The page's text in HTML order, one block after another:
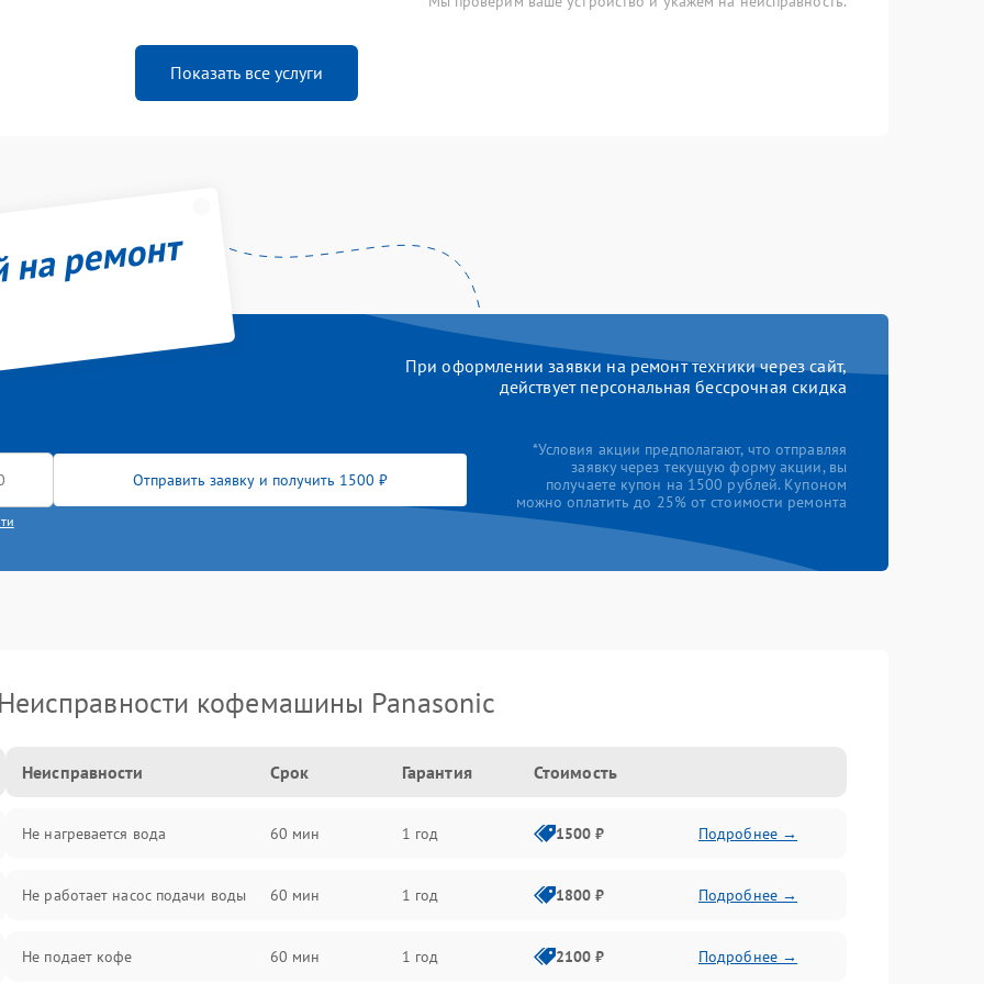
Показать все услуги
ремонт
При оформлении заявки на ремонт техники через сайт,
действует персональная бессрочная скидка
Отправить заявку и получить 1500 ₽
*Условия акции предполагают, что отправляя
заявку через текущую форму акции, вы
получаете купон на 1500 рублей. Купоном
можно оплатить до 25% от стоимости ремонта
Неисправности кофемашины Panasonic
Неисправности Срок Гарантия Стоимость
Не нагревается вода 60 мин 1 год 1500 ₽ Подробнее →
Не работает насос подачи воды 60 мин 1 год 1800 ₽ Подробнее →
Не подает кофе 60 мин 1 год 2100 ₽ Подробнее →